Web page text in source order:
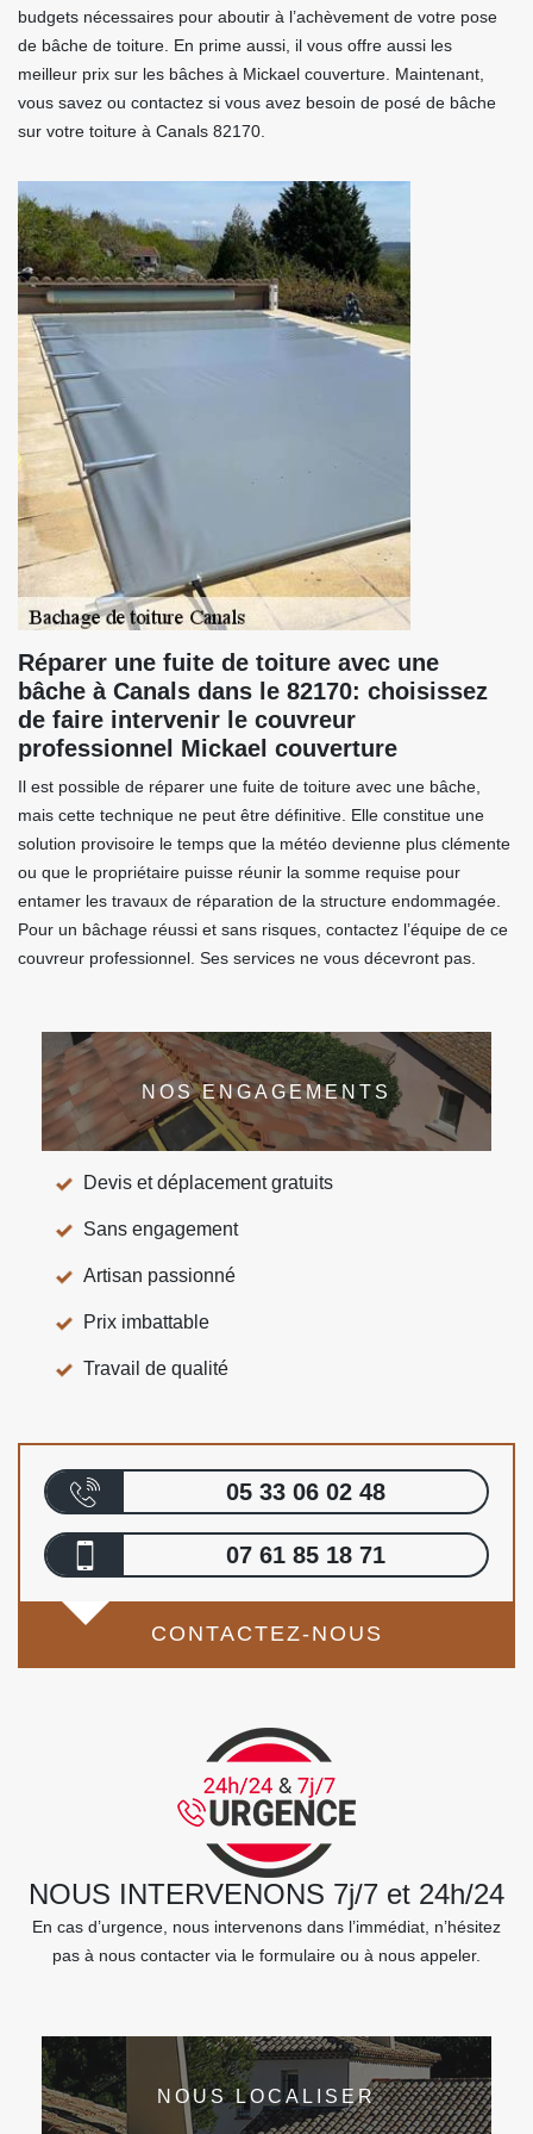
budgets nécessaires pour aboutir à l’achèvement de votre pose
de bâche de toiture. En prime aussi, il vous offre aussi les
meilleur prix sur les bâches à Mickael couverture. Maintenant,
vous savez ou contactez si vous avez besoin de posé de bâche
sur votre toiture à Canals 82170.
Réparer une fuite de toiture avec une
bâche à Canals dans le 82170: choisissez
de faire intervenir le couvreur
professionnel Mickael couverture
Il est possible de réparer une fuite de toiture avec une bâche,
mais cette technique ne peut être définitive. Elle constitue une
solution provisoire le temps que la météo devienne plus clémente
ou que le propriétaire puisse réunir la somme requise pour
entamer les travaux de réparation de la structure endommagée.
Pour un bâchage réussi et sans risques, contactez l’équipe de ce
couvreur professionnel. Ses services ne vous décevront pas.
NOS ENGAGEMENTS
Devis et déplacement gratuits
Sans engagement
Artisan passionné
Prix imbattable
Travail de qualité
05 33 06 02 48
07 61 85 18 71
CONTACTEZ-NOUS
NOUS INTERVENONS 7j/7 et 24h/24
En cas d’urgence, nous intervenons dans l’immédiat, n’hésitez
pas à nous contacter via le formulaire ou à nous appeler.
NOUS LOCALISER